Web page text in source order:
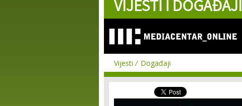
VIJESTI I DOGAĐAJI
Vijesti Događaji